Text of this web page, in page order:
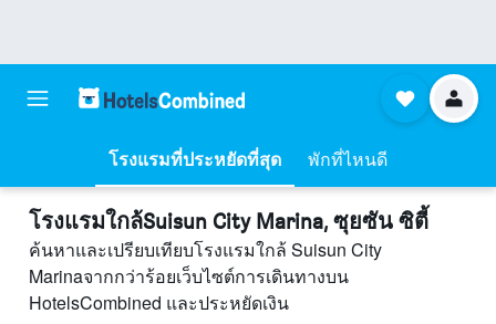
โรงแรมที่ประหยัดที่สุด พักที่ไหนดี
โรงแรมใกล้Suisun City Marina, ซุยซัน ซิตี้
ค้นหาและเปรียบเทียบโรงแรมใกล้ Suisun City
Marinaจากกว่าร้อยเว็บไซต์การเดินทางบน
HotelsCombined และประหยัดเงิน